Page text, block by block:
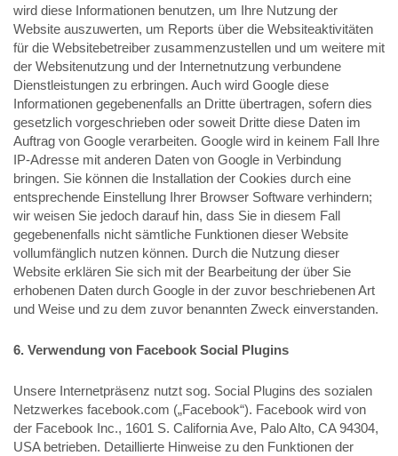
wird diese Informationen benutzen, um Ihre Nutzung der
Website auszuwerten, um Reports über die Websiteaktivitäten
für die Websitebetreiber zusammenzustellen und um weitere mit
der Websitenutzung und der Internetnutzung verbundene
Dienstleistungen zu erbringen. Auch wird Google diese
Informationen gegebenenfalls an Dritte übertragen, sofern dies
gesetzlich vorgeschrieben oder soweit Dritte diese Daten im
Auftrag von Google verarbeiten. Google wird in keinem Fall Ihre
IP-Adresse mit anderen Daten von Google in Verbindung
bringen. Sie können die Installation der Cookies durch eine
entsprechende Einstellung Ihrer Browser Software verhindern;
wir weisen Sie jedoch darauf hin, dass Sie in diesem Fall
gegebenenfalls nicht sämtliche Funktionen dieser Website
vollumfänglich nutzen können. Durch die Nutzung dieser
Website erklären Sie sich mit der Bearbeitung der über Sie
erhobenen Daten durch Google in der zuvor beschriebenen Art
und Weise und zu dem zuvor benannten Zweck einverstanden.
6. Verwendung von Facebook Social Plugins
Unsere Internetpräsenz nutzt sog. Social Plugins des sozialen
Netzwerkes facebook.com („Facebook“). Facebook wird von
der Facebook Inc., 1601 S. California Ave, Palo Alto, CA 94304,
USA betrieben. Detaillierte Hinweise zu den Funktionen der